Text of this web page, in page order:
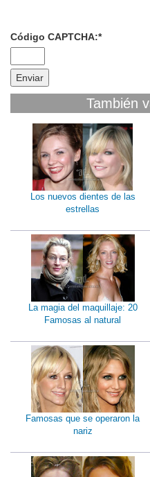
Código CAPTCHA:*
También
Los nuevos dientes de las
estrellas
La magia del maquillaje: 20
Famosas al natural
Famosas que se operaron la
nariz